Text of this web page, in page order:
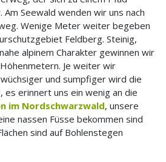
Seewald wenden wir uns nach
Wenige Meter weiter begeben
Feldberg. Steinig,
alpinem Charakter gewinnen wir
Je weiter wir
und sumpfiger wird die
es erinnert uns ein wenig an die
im Nordschwarzwald, unsere
nassen Füsse bekommen sind
sind auf Bohlenstegen